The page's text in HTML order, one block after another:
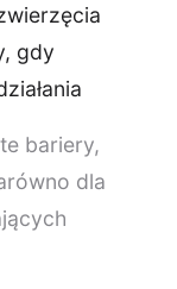
gdy
bariery,
dla